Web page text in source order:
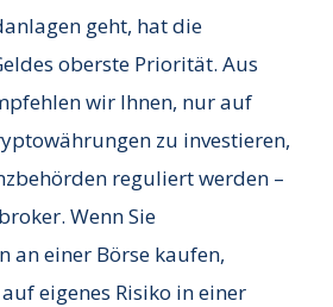
geht, hat die
oberste Priorität. Aus
wir Ihnen, nur auf
zu investieren,
reguliert werden –
Wenn Sie
an einer Börse kaufen,
eigenes Risiko in einer